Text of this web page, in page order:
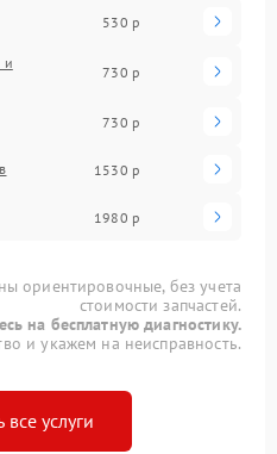
530 р
и
730 р
730 р
1530 р
1980 р
ориентировочные, без учета
стоимости запчастей.
на бесплатную диагностику.
и укажем на неисправность.
все услуги